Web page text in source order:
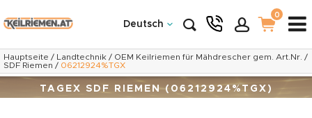
Deutsch
0
Hauptseite / Landtechnik / OEM Keilriemen für Mähdrescher gem. Art.Nr. /
SDF Riemen / 06212924%TGX
TAGEX SDF RIEMEN (06212924%TGX)